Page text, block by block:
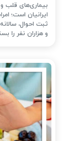
بیماری‌های قلب
ایرانیان است؛
و هزاران نفر را